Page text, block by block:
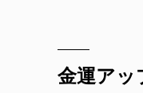
金運アッ